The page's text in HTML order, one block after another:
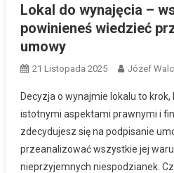
Lokal do wynajęcia –
powinieneś wiedzieć
umowy
21 Listopada 2025 Józef
Decyzja o wynajmie lokalu to
istotnymi aspektami prawnymi i
zdecydujesz się na podpisanie
przeanalizować wszystkie jej
nieprzyjemnych niespodzianek.